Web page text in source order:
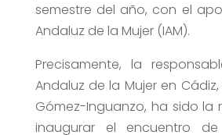
semestre del año, con el
Andaluz de la Mujer (IAM).
Precisamente, la
Andaluz de la Mujer en
Gómez-Inguanzo, ha sido la
inaugurar el encuentro